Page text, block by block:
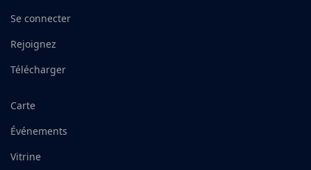
Se connecter
Rejoignez
Télécharger
Carte
Événements
Vitrine